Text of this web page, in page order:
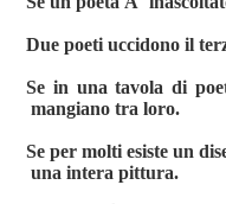
Due poeti uccidono il
Se in una tavola di
mangiano tra loro.
Se per molti esiste un
una intera pittura.